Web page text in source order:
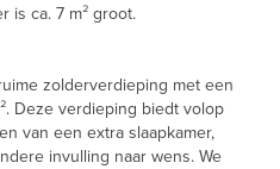
is ca. 7 m² groot.
zolderverdieping met een
Deze verdieping biedt volop
van een extra slaapkamer,
invulling naar wens. We